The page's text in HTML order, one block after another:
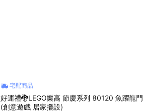
宅配商品
好運禮🐉LEGO樂高 節慶系列 80120 魚躍龍門
(創意遊戲 居家擺設)